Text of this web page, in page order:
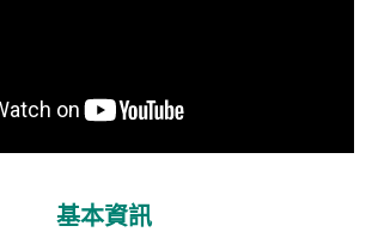
基本資訊